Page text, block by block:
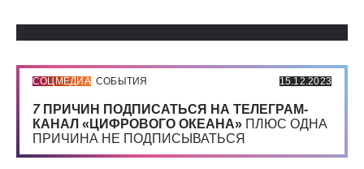
СОЦМЕДИА СОБЫТИЯ 15.12.2023
7 ПРИЧИН ПОДПИСАТЬСЯ НА ТЕЛЕГРАМ-
КАНАЛ «ЦИФРОВОГО ОКЕАНА» ПЛЮС ОДНА
ПРИЧИНА НЕ ПОДПИСЫВАТЬСЯ